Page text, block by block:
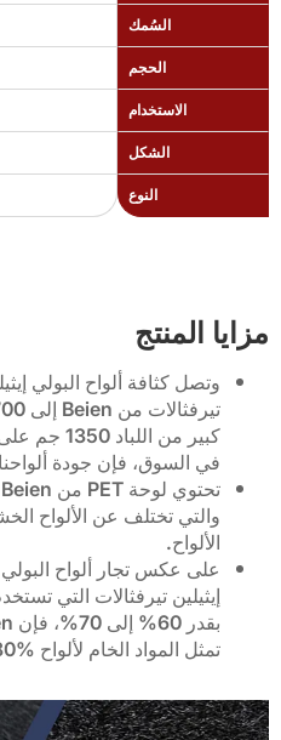
السُمك
الحجم
الاستخدام
الشكل
النوع
مزايا المنتج
وتصل كثافة ألواح البولي
كبير من اللباد 1350 جم على
في السوق، فإن جودة
والتي تختلف عن الألواح
الألواح.
على عكس تجار ألواح البولي
إيثيلين تيرفثالات التي
بقدر 60% إلى 70%، فإن Beien
تمثل المواد الخام لألواح PET 80%.